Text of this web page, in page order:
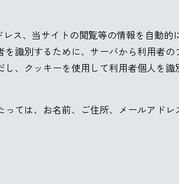
ス、当サイトの閲覧等の情報を自動
識別するために、サーバから利用者
、クッキーを使用して利用者個人を
っては、お名前、ご住所、メールアド